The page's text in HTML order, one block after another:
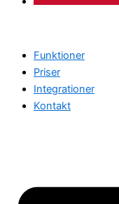
Funktioner
Priser
Integrationer
Kontakt